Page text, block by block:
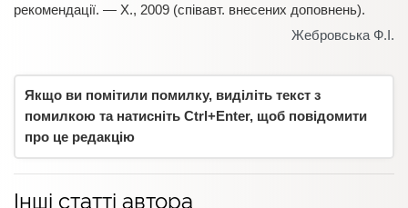
рекомендації. — Х., 2009 (співавт. внесених доповнень).
Жебровська Ф.І.
Якщо ви помітили помилку, виділіть текст з
помилкою та натисніть Ctrl+Enter, щоб повідомити
про це редакцію
Інші статті автора